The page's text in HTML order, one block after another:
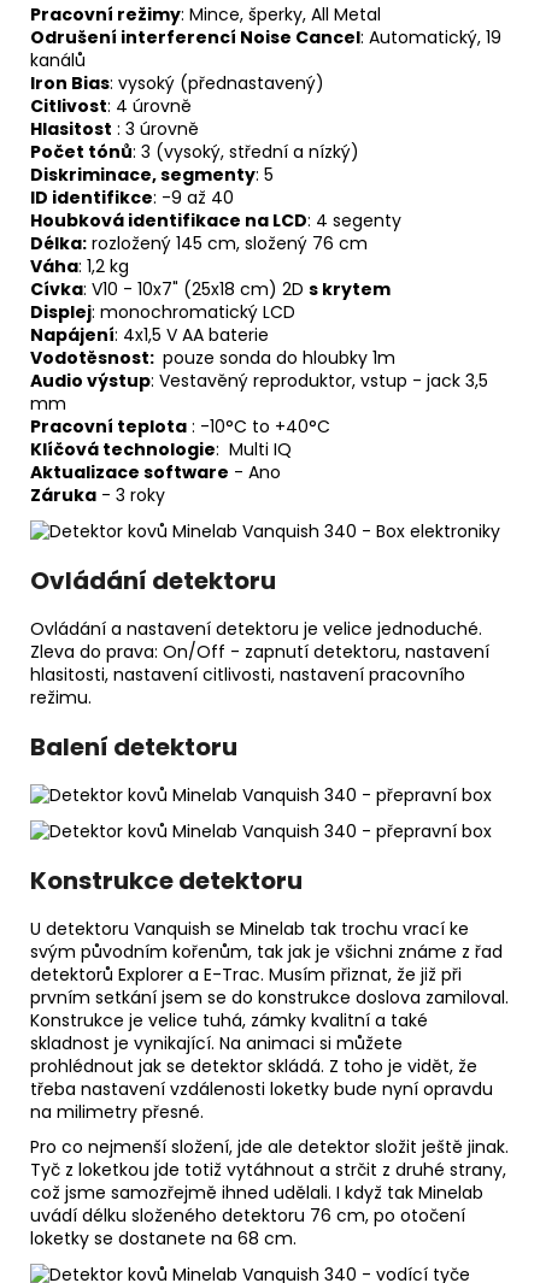
Pracovní režimy: Mince, šperky, All Metal
Odrušení interferencí Noise Cancel: Automatický, 19
kanálů
Iron Bias: vysoký (přednastavený)
Citlivost: 4 úrovně
Hlasitost : 3 úrovně
Počet tónů: 3 (vysoký, střední a nízký)
Diskriminace, segmenty: 5
ID identifikce: -9 až 40
Houbková identifikace na LCD: 4 segenty
Délka: rozložený 145 cm, složený 76 cm
Váha: 1,2 kg
Cívka: V10 - 10x7" (25x18 cm) 2D s krytem
Displej: monochromatický LCD
Napájení: 4x1,5 V AA baterie
Vodotěsnost: pouze sonda do hloubky 1m
Audio výstup: Vestavěný reproduktor, vstup - jack 3,5
mm
Pracovní teplota : -10°C to +40°C
Klíčová technologie: Multi IQ
Aktualizace software - Ano
Záruka - 3 roky
Ovládání detektoru
Ovládání a nastavení detektoru je velice jednoduché.
Zleva do prava: On/Off - zapnutí detektoru, nastavení
hlasitosti, nastavení citlivosti, nastavení pracovního
režimu.
Balení detektoru
Konstrukce detektoru
U detektoru Vanquish se Minelab tak trochu vrací ke
svým původním kořenům, tak jak je všichni známe z řad
detektorů Explorer a E-Trac. Musím přiznat, že již při
prvním setkání jsem se do konstrukce doslova zamiloval.
Konstrukce je velice tuhá, zámky kvalitní a také
skladnost je vynikající. Na animaci si můžete
prohlédnout jak se detektor skládá. Z toho je vidět, že
třeba nastavení vzdálenosti loketky bude nyní opravdu
na milimetry přesné.
Pro co nejmenší složení, jde ale detektor složit ještě jinak.
Tyč z loketkou jde totiž vytáhnout a strčit z druhé strany,
což jsme samozřejmě ihned udělali. I když tak Minelab
uvádí délku složeného detektoru 76 cm, po otočení
loketky se dostanete na 68 cm.